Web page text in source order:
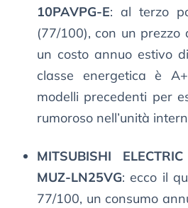
10PAVPG-E: al terzo
(77/100), con un prezzo
un costo annuo estivo di
classe energetica è
modelli precedenti per
rumoroso nell’unità
MITSUBISHI
MUZ-LN25VG: ecco il
77/100, un consumo